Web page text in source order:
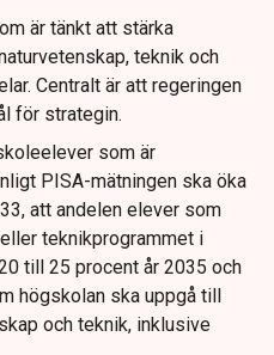
är tänkt att stärka
teknik och
Centralt är att regeringen
för strategin.
som är
PISA-mätningen ska öka
att andelen elever som
teknikprogrammet i
till 25 procent år 2035 och
högskolan ska uppgå till
och teknik, inklusive